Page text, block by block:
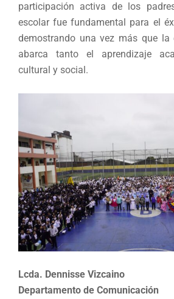
participación activa de los
escolar fue fundamental para el
demostrando una vez más que la
abarca tanto el aprendizaje
cultural y social.
Lcda. Dennisse Vizcaino
Departamento de Comunicación